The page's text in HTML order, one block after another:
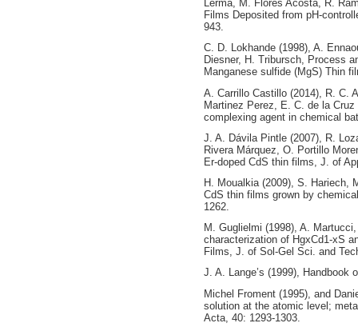
Lerma, M. Flores Acosta, R.
Films Deposited from pH-
943.
C. D. Lokhande (1998), A.
Diesner, H. Tribursch, Process
Manganese sulfide (MgS) Thin
A. Carrillo Castillo (2014), R. C.
Martinez Perez, E. C. de la
complexing agent in chemical
J. A. Dávila Pintle (2007), R.
Rivera Márquez, O. Portillo
Er-doped CdS thin films, J. of
H. Moualkia (2009), S. Hariech,
CdS thin films grown by
1262.
M. Guglielmi (1998), A.
characterization of HgxCd1-xS
Films, J. of Sol-Gel Sci. and
J. A. Lange’s (1999), Handbook
Michel Froment (1995), and
solution at the atomic level;
Acta, 40: 1293-1303.